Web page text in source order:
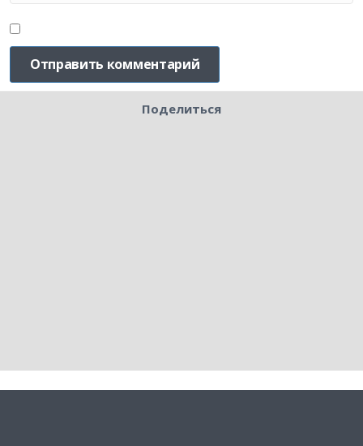
Поделиться